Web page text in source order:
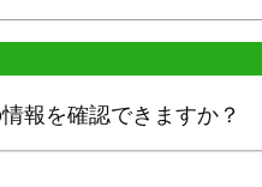
報を確認できますか？